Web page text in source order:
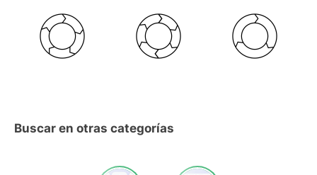
Buscar en otras categorías